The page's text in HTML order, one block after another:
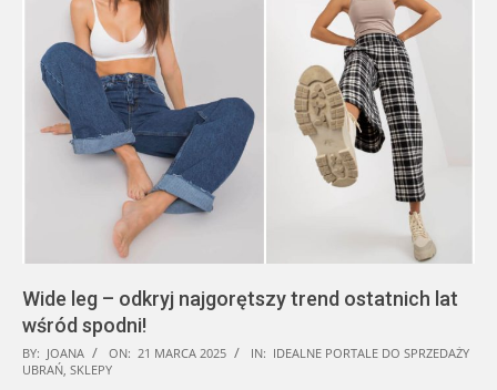
Wide leg – odkryj najgorętszy trend ostatnich lat
wśród spodni!
2025-
03-
BY: JOANA ON: 21 MARCA 2025 IN: IDEALNE PORTALE DO SPRZEDAŻY
UBRAŃ, SKLEPY